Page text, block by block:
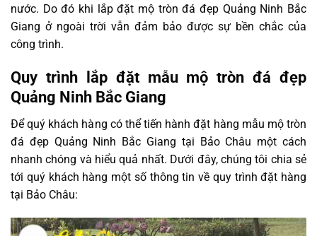
nước. Do đó khi lắp đặt mộ tròn đá đẹp Quảng Ninh Bắc
Giang ở ngoài trời vẫn đảm bảo được sự bền chắc của
công trình.
Quy trình lắp đặt mẫu mộ tròn đá đẹp
Quảng Ninh Bắc Giang
Để quý khách hàng có thể tiến hành đặt hàng mẫu mộ tròn
đá đẹp Quảng Ninh Bắc Giang tại Bảo Châu một cách
nhanh chóng và hiểu quả nhất. Dưới đây, chúng tôi chia sẻ
tới quý khách hàng một số thông tin về quy trình đặt hàng
tại Bảo Châu: